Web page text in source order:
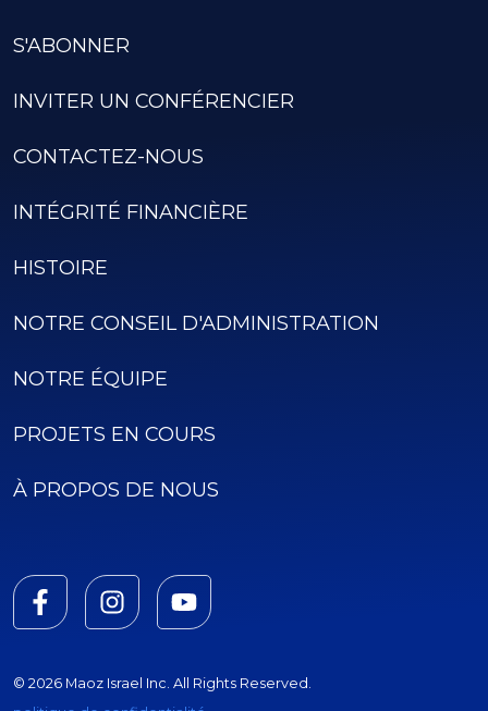
S'ABONNER
INVITER UN CONFÉRENCIER
CONTACTEZ-NOUS
INTÉGRITÉ FINANCIÈRE
HISTOIRE
NOTRE CONSEIL D'ADMINISTRATION
NOTRE ÉQUIPE
PROJETS EN COURS
À PROPOS DE NOUS
© 2026 Maoz Israel Inc. All Rights Reserved.